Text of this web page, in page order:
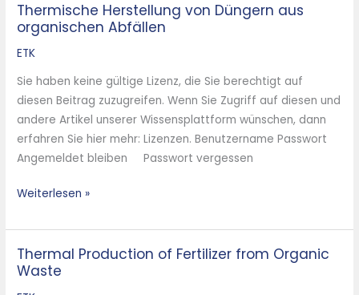
Thermische Herstellung von Düngern aus
organischen Abfällen
ETK
Sie haben keine gültige Lizenz, die Sie berechtigt auf
diesen Beitrag zuzugreifen. Wenn Sie Zugriff auf diesen und
andere Artikel unserer Wissensplattform wünschen, dann
erfahren Sie hier mehr: Lizenzen. Benutzername Passwort
Angemeldet bleiben Passwort vergessen
Thermische
Herstellung
von
aus
organischen
Abfällen
Weiterlesen »
Thermal Production of Fertilizer from Organic
Waste
Thermal
Production